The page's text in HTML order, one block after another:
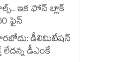
ఇక ఫోన్ బ్లాక్
ఫైన్
డీలిమిటేషన్
లేదన్న డీఎంకే